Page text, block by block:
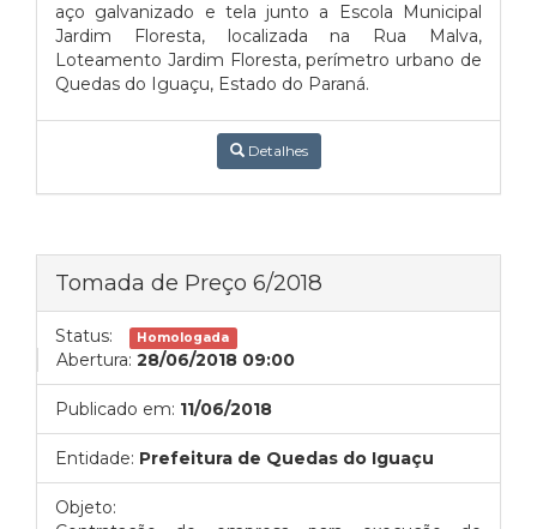
aço galvanizado e tela junto a Escola Municipal
Jardim Floresta, localizada na Rua Malva,
Loteamento Jardim Floresta, perímetro urbano de
Quedas do Iguaçu, Estado do Paraná.
Detalhes
Tomada de Preço 6/2018
Status: Homologada
Abertura: 28/06/2018 09:00
Publicado em: 11/06/2018
Entidade: Prefeitura de Quedas do Iguaçu
Objeto: